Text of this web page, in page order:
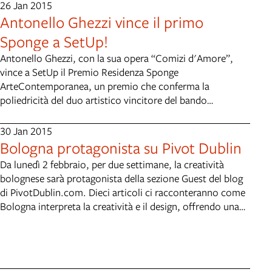
anni Ottanta: sulla scia dell'eccesso, sono fissati
rispettivamente per Sabato 13 dicembre, ore 15.00 -
16.30, e Sabato 31 gennaio, ore 15.00 - 16.30. Maggiori
informazioni sul programma completo le trovate sul sito
SMELL Per prenotazioni atelier@smellfestival.it - tel. 348
4262301
26 Jan 2015
Antonello Ghezzi vince il primo
Sponge a SetUp!
Antonello Ghezzi, con la sua opera “Comizi d'Amore”,
vince a SetUp il Premio Residenza Sponge
ArteContemporanea, un premio che conferma la
poliedricità del duo artistico vincitore del bando
per lo spillover creativo. La giuria composta da Giovanni
Gaggia (Direttore di Sponge), Simona Gavioli e Alice
Zannoni (Direttrici di SetUp), ha motivato il premio con
queste parole: "Per la raffinatezza dell'opera
nell'affrontare il tema universale della diversità facendo
riferimento alla letteratura italiana attraverso le parole del
poeta Giuseppe Ungaretti". Il premio Sponge offrirà agli
collettiva Perfect Number che si terrà nella prima
30 Jan 2015
Bologna protagonista su Pivot Dublin
Da lunedì 2 febbraio, per due settimane, la creatività
bolognese sarà protagonista della sezione Guest del blog
di PivotDublin.com. Dieci articoli ci racconteranno come
Bologna interpreta la creatività e il design, offrendo una